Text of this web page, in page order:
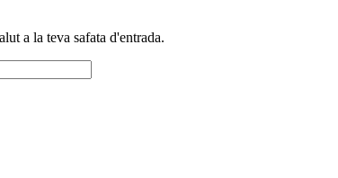
a la teva safata d'entrada.